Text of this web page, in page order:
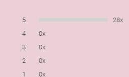
5
28x
4
0x
3
0x
2
0x
1
0x